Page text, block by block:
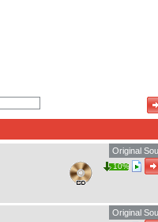
Original
10%
Original